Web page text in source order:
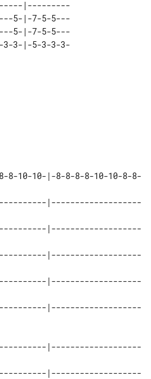
|---------
5-|-7-5-5---
5-|-7-5-5---
3-|-5-3-3-3-
8-10-10-|-8-8-8-8-10-10-8-8-
|-------------------
|-------------------
|-------------------
|-------------------
|-------------------
|-------------------
|-------------------